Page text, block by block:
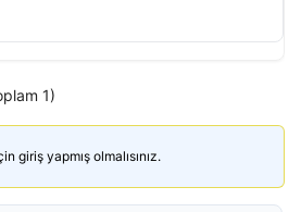
1)
giriş yapmış olmalısınız.